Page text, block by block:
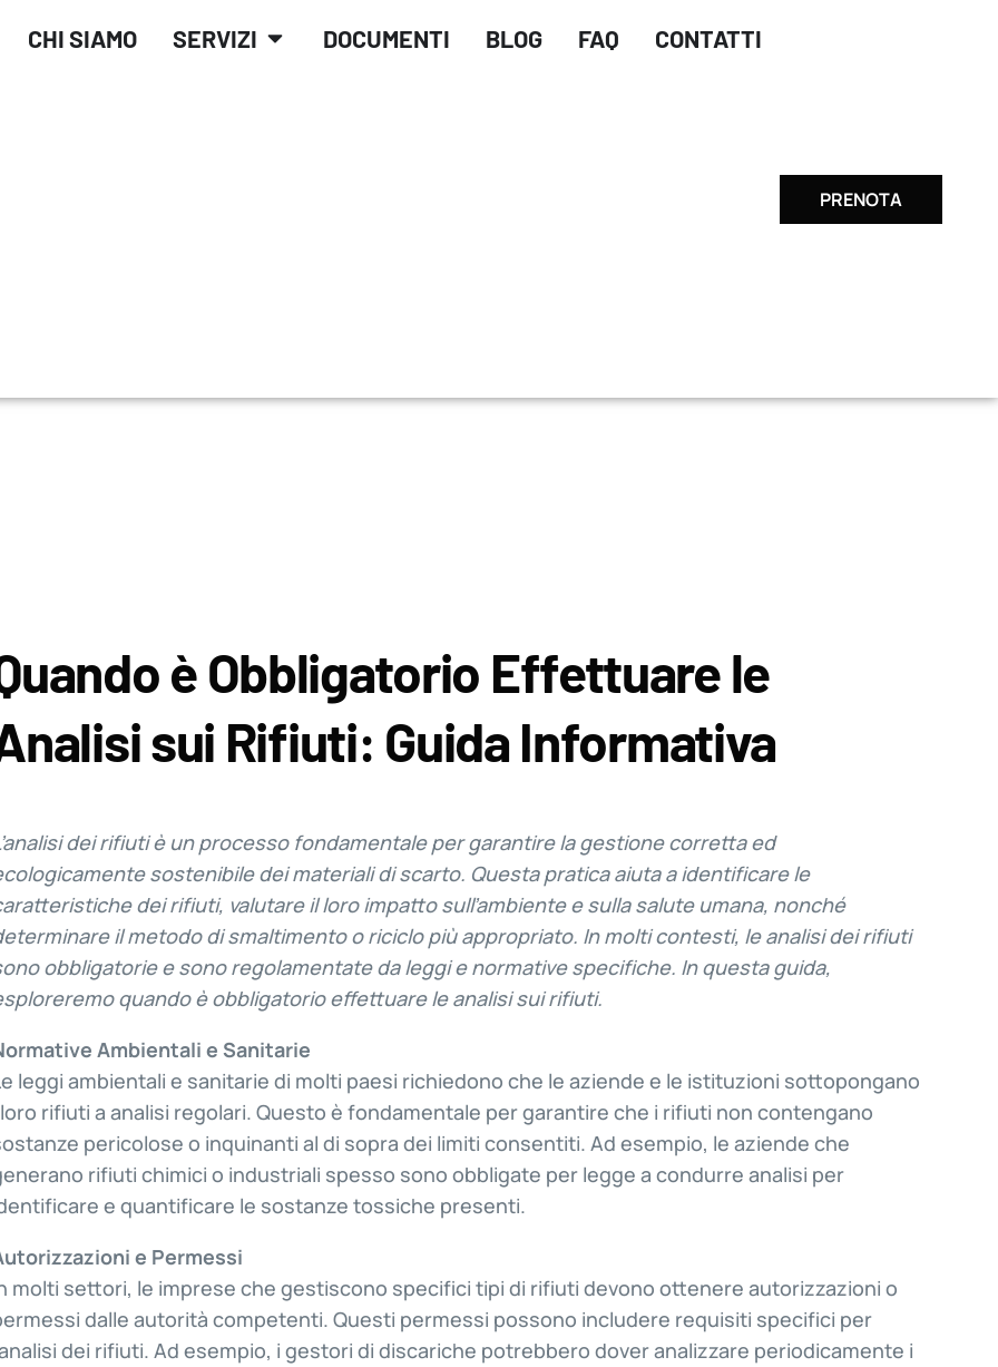
CHI SIAMO SERVIZI DOCUMENTI BLOG FAQ CONTATTI
PRENOTA
è Obbligatorio Effettuare le
sui Rifiuti: Guida Informativa
dei rifiuti è un processo fondamentale per garantire la gestione corretta ed
sostenibile dei materiali di scarto. Questa pratica aiuta a identificare le
dei rifiuti, valutare il loro impatto sull’ambiente e sulla salute umana, nonché
il metodo di smaltimento o riciclo più appropriato. In molti contesti, le analisi dei rifiuti
obbligatorie e sono regolamentate da leggi e normative specifiche. In questa guida,
quando è obbligatorio effettuare le analisi sui rifiuti.
Ambientali e Sanitarie
leggi ambientali e sanitarie di molti paesi richiedono che le aziende e le istituzioni sottopongano
rifiuti a analisi regolari. Questo è fondamentale per garantire che i rifiuti non contengano
pericolose o inquinanti al di sopra dei limiti consentiti. Ad esempio, le aziende che
rifiuti chimici o industriali spesso sono obbligate per legge a condurre analisi per
e quantificare le sostanze tossiche presenti.
e Permessi
molti settori, le imprese che gestiscono specifici tipi di rifiuti devono ottenere autorizzazioni o
dalle autorità competenti. Questi permessi possono includere requisiti specifici per
dei rifiuti. Ad esempio, i gestori di discariche potrebbero dover analizzare periodicamente i